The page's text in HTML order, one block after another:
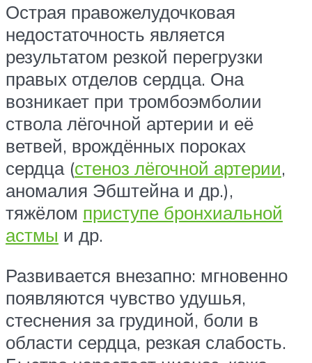
Острая правожелудочковая
недостаточность является
результатом резкой перегрузки
правых отделов сердца. Она
возникает при тромбоэмболии
ствола лёгочной артерии и её
ветвей, врождённых пороках
сердца (стеноз лёгочной артерии,
аномалия Эбштейна и др.),
тяжёлом приступе бронхиальной
астмы и др.
Развивается внезапно: мгновенно
появляются чувство удушья,
стеснения за грудиной, боли в
области сердца, резкая слабость.